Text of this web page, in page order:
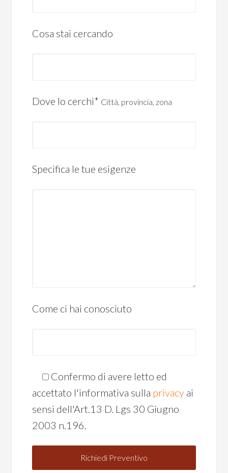
Cosa stai cercando
Dove lo cerchi* Città, provincia, zona
Specifica le tue esigenze
Come ci hai conosciuto
Confermo di avere letto ed
accettato l'informativa sulla privacy ai
sensi dell'Art.13 D. Lgs 30 Giugno
2003 n.196.